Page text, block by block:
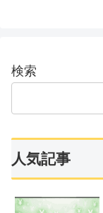
検索
人気記事